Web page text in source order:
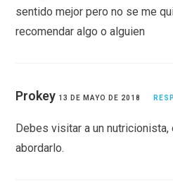
sentido mejor pero no se me
recomendar algo o alguien
Prokey 13 DE MAYO DE 2018
Debes visitar a un
abordarlo.